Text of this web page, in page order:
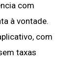
com
à vontade.
com
taxas